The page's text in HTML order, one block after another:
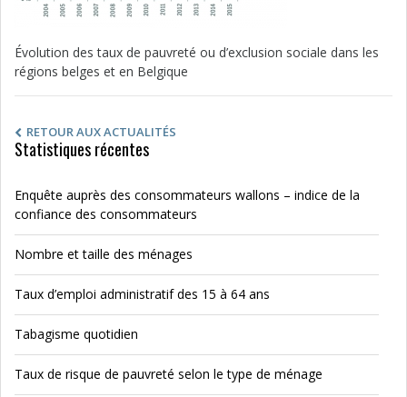
Évolution des taux de pauvreté ou d’exclusion sociale dans les
régions belges et en Belgique
RETOUR AUX ACTUALITÉS
Statistiques récentes
Enquête auprès des consommateurs wallons – indice de la
confiance des consommateurs
Nombre et taille des ménages
Taux d’emploi administratif des 15 à 64 ans
Tabagisme quotidien
Taux de risque de pauvreté selon le type de ménage